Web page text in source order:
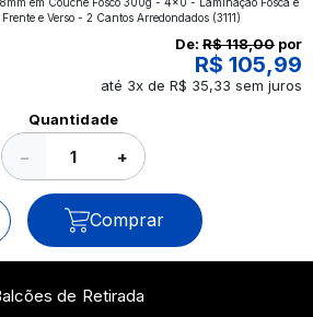
da gráfica FuturaIM? Então,
vamos revelar para você!
e Verso - 2 Cantos Arredondados (3111)
De: R$ 118,00 por
R$ 105,99
até 3x de R$ 35,33 sem juros
Quantidade
− +
Comprar
de Retirada